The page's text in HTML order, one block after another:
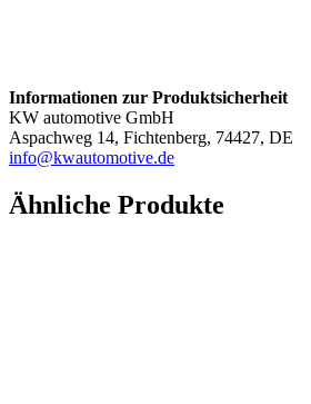
Informationen zur Produktsicherheit
KW automotive GmbH
Aspachweg 14, Fichtenberg, 74427, DE
info@kwautomotive.de
Ähnliche Produkte